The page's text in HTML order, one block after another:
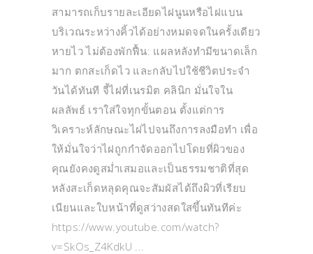
สามารถเก็บรายละเอียดไฝนูนหรือไฝแบน
บริเวณระหว่างคิ้วได้อย่างหมดจดในครั้งเดียว
หายไว ไม่ต้องพักฟื้น: แผลหลังทำมีขนาดเล็ก
มาก ตกสะเก็ดไว และกลับไปใช้ชีวิตประจำ
วันได้ทันที จี้ไฝที่เนรมิต คลินิก มั่นใจใน
ผลลัพธ์ เราใส่ใจทุกขั้นตอน ตั้งแต่การ
วิเคราะห์ลักษณะไฝไปจนถึงการลงมือทำ เพื่อ
ให้มั่นใจว่าไฝถูกกำจัดออกไปโดยที่ผิวของ
คุณยังคงดูสม่ำเสมอและเป็นธรรมชาติที่สุด
หลังสะเก็ดหลุดคุณจะสัมผัสได้ถึงผิวที่เรียบ
เนียนและใบหน้าที่ดูสว่างสดใสขึ้นทันทีค่ะ
https://www.youtube.com/watch?
v=SkOs_Z4KdkU